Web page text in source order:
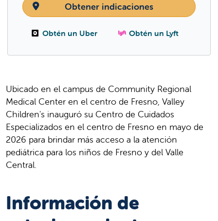
Obtener indicaciones
Obtén un Uber Obtén un Lyft
Ubicado en el campus de Community Regional
Medical Center en el centro de Fresno, Valley
Children's inauguró su Centro de Cuidados
Especializados en el centro de Fresno en mayo de
2026 para brindar más acceso a la atención
pediátrica para los niños de Fresno y del Valle
Central.
Información de